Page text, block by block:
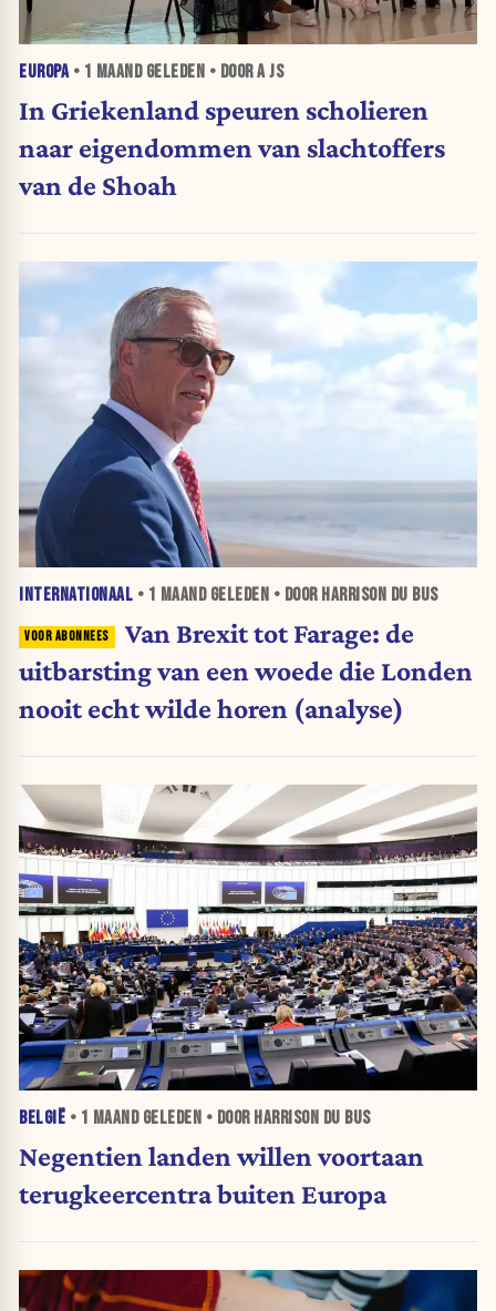
EUROPA• 1 MAANDGELEDEN • DOOR A JS
In Griekenland speuren scholieren
naar eigendommen van slachtoffers
van de Shoah
INTERNATIONAAL • 1 MAANDGELEDEN • DOOR HARRISON DU BUS
Van Brexit tot Farage: de
uitbarsting van een woede die Londen
nooit echt wilde horen (analyse)
BELGIË • 1 MAANDGELEDEN • DOOR HARRISON DU BUS
Negentien landen willen voortaan
terugkeercentra buiten Europa